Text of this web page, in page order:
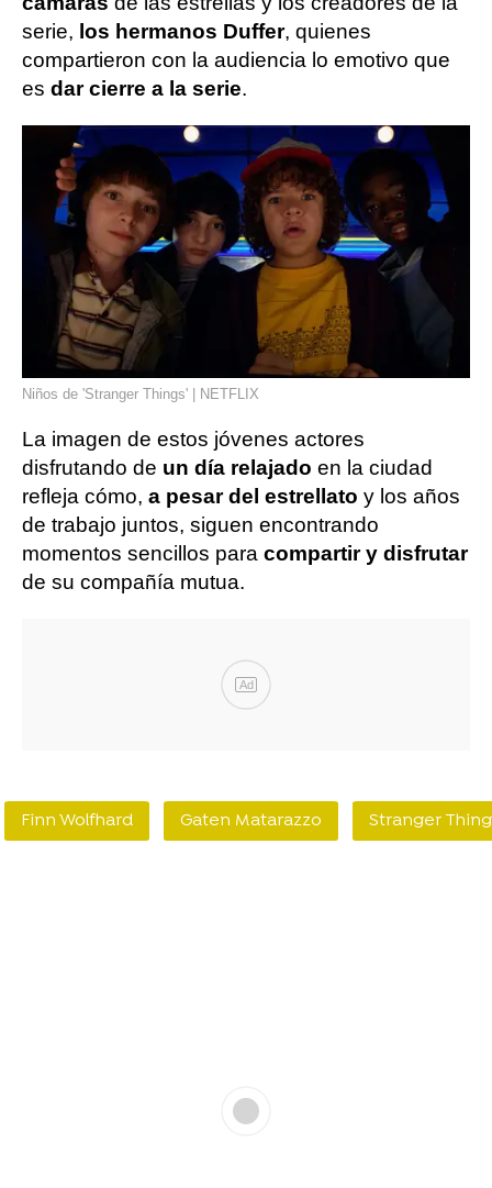
serie, los hermanos Duffer, quienes
compartieron con la audiencia lo emotivo que
es dar cierre a la serie.
Niños de 'Stranger Things' | NETFLIX
La imagen de estos jóvenes actores
disfrutando de un día relajado en la ciudad
refleja cómo, a pesar del estrellato y los años
de trabajo juntos, siguen encontrando
momentos sencillos para compartir y disfrutar
de su compañía mutua.
Ad
Finn Wolfhard Gaten Matarazzo Stranger